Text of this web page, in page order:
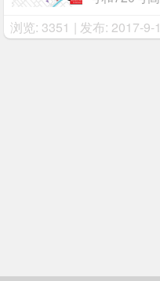
言人Sarah
浏览: 3351 | 发布: 2017-9-